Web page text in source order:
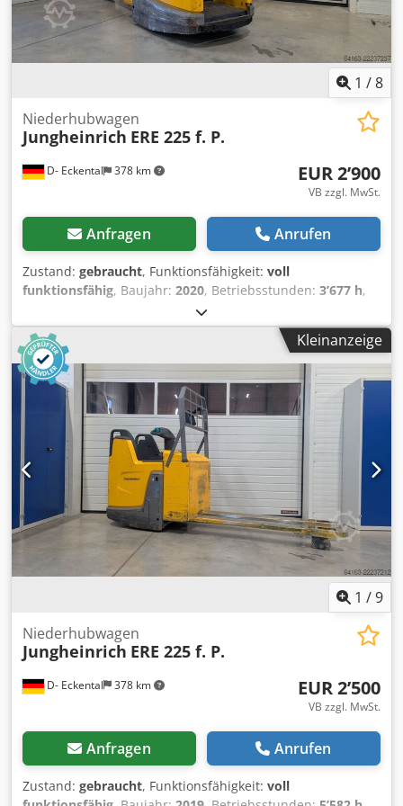
1 /8
D- Eckental 378 km
Niederhubwagen
Jungheinrich ERE 225 f. P.
EUR 2’900
VB zzgl. MwSt.
Anfragen Anrufen
Zustand: gebraucht, Funktionsfähigkeit: voll
funktionsfähig, Baujahr: 2020, Betriebsstunden: 3’677 h,
, Hubhöhe:122 mm
elektrisch, Bauhöhe:1’419 mm, Gabellänge:1’150 mm,
Leergewicht:
2’391 mm , Antriebsart:
Elektro, Baubreite:770 mm, Niederhubwagen
Lastschwerpunkt: 575 Zustand Technisch: gut Batterie Volt:
24V Batterie Ah: 375Ah Batterie Hersteller: Jungheinrich
Batterie Typ: PzS Batterie Baujahr: 2020 Batterie Zustand:
60 - 80% Beschreibung: Durchsicht und UVV neu Dcodpfx
Ajzhybzjpbek Initialhub, Tandemlastrollen, elektrische
Lenkung, elektrische Bremse, Deichsel von allen Seiten
bedienbar, Mini-Display, ISM-Modul
Kleinanzeige
1 /9
D- Eckental 378 km
Niederhubwagen
Jungheinrich ERE 225 f. P.
EUR 2’500
VB zzgl. MwSt.
Anfragen Anrufen
Zustand: gebraucht, Funktionsfähigkeit: voll